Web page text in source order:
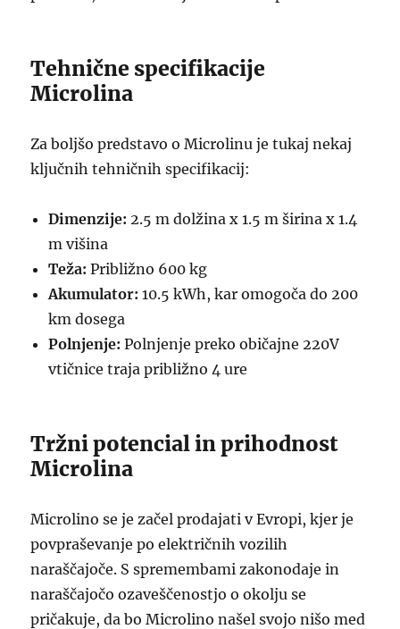
Tehnične specifikacije
Microlina
Za boljšo predstavo o Microlinu je tukaj nekaj
ključnih tehničnih specifikacij:
Dimenzije: 2.5 m dolžina x 1.5 m širina x 1.4
m višina
Teža: Približno 600 kg
Akumulator: 10.5 kWh, kar omogoča do 200
km dosega
Polnjenje: Polnjenje preko običajne 220V
vtičnice traja približno 4 ure
Tržni potencial in prihodnost
Microlina
Microlino se je začel prodajati v Evropi, kjer je
povpraševanje po električnih vozilih
naraščajoče. S spremembami zakonodaje in
naraščajočo ozaveščenostjo o okolju se
pričakuje, da bo Microlino našel svojo nišo med